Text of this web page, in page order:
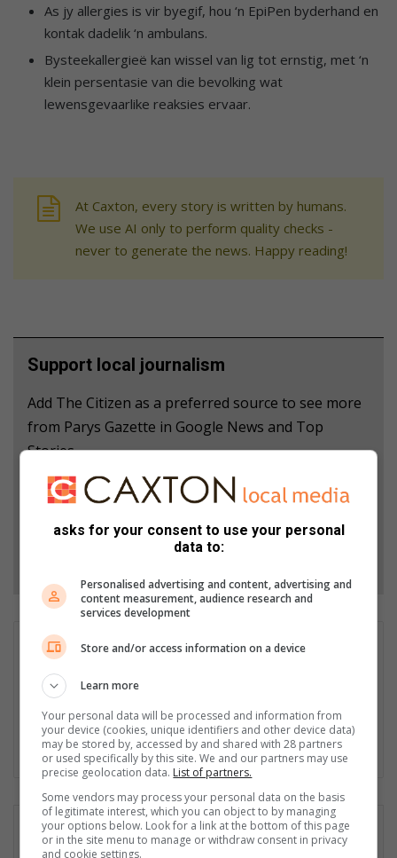
As jy allergies is vir byegif, hou ‘n EpiPen byderhand en
kontak dadelik ‘n ambulans.
Bysteekallergieë kan wissel van lig tot ernstig, met ‘n
klein persentasie van die bevolking wat
lewensgevaarlike reaksies ervaar.
At Caxton, every story is written by humans.
We use AI only to perform quality checks -
never to generate the news. Happy reading!
Support local journalism
Add The Citizen as a preferred source to see more
from Parys Gazette in Google News and Top
Stories.
Add as a preferred source on Google
Follow on Google News
Tania Coetzee
I am a passionate journalist and photographer. I have been a
photographer for 15 years and a journalist for 4 years. I
recently started working for Potchefstroom Herald. I love writing
people's stories and showcasing their inner beauty through
photography.
asks for your consent to use your personal
data to:
Personalised advertising and content, advertising and
content measurement, audience research and
services development
Store and/or access information on a device
Learn more
Your personal data will be processed and information from
your device (cookies, unique identifiers and other device data)
may be stored by, accessed by and shared with 28 partners
or used specifically by this site. We and our partners may use
precise geolocation data. List of partners.
Some vendors may process your personal data on the basis
of legitimate interest, which you can object to by managing
your options below. Look for a link at the bottom of this page
or in the site menu to manage or withdraw consent in privacy
and cookie settings.